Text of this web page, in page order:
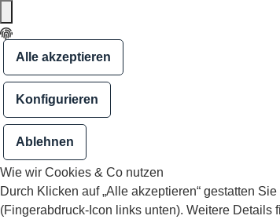
Alle akzeptieren
Konfigurieren
Ablehnen
Wie wir Cookies & Co nutzen
Durch Klicken auf „Alle akzeptieren“ gestatten
(Fingerabdruck-Icon links unten). Weitere Details